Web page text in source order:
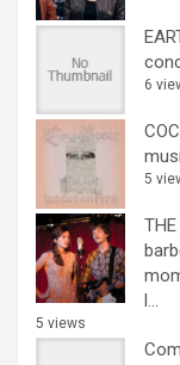
6
5
l...
5 views